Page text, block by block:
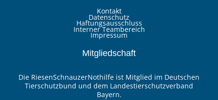
Kontakt
Datenschutz
Haftungsausschluss
Interner Teambereich
Impressum
Mitgliedschaft
Die RiesenSchnauzerNothilfe ist Mitglied im Deutschen
Tierschutzbund und dem Landestierschutzverband
Bayern.